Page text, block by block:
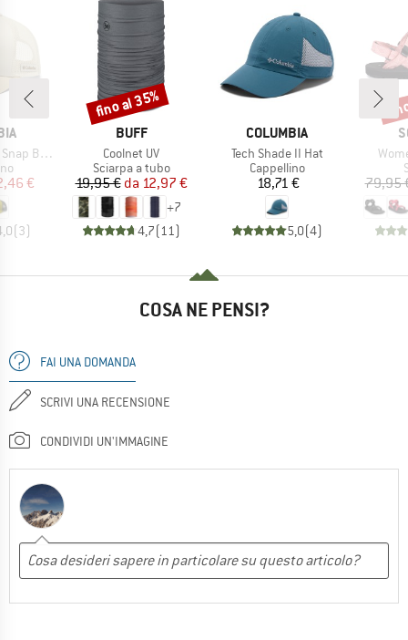
Hat
prodotti
ridotto
€
(3)
MARCHIO
BUFF
Articolo
Coolnet UV
Gruppo di prodotti
Sciarpa a tubo
Prezzo
19,95 € Prezzo ridotto
da 12,97 €
+7
4,7(11 )
Sconto
fino al 35%
MARCHIO
COLUMBIA
Articolo
Tech Shade II Hat
Gruppo di prodotti
Cappellino
Prezzo
18,71 €
5,0(4)
79,95
COSA NE PENSI?
FAI UNA DOMANDA
SCRIVI UNA RECENSIONE
CONDIVIDI UN'IMMAGINE